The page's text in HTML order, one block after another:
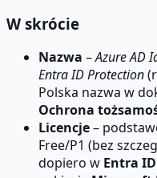
W skrócie
Nazwa –Azure AD
Entra ID Protection
Polska nazwa w
Ochrona
Licencje–
Free/P1 (bez
dopiero w Entra